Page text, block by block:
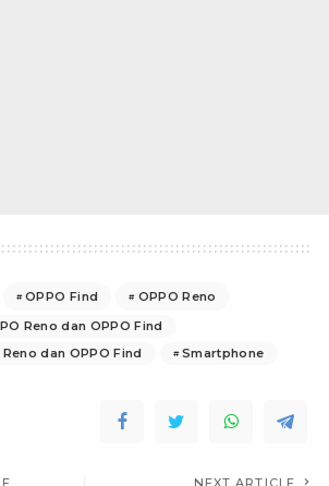
OPPO Find
OPPO Reno
Reno dan OPPO Find
dan OPPO Find
Smartphone
NEXT ARTICLE